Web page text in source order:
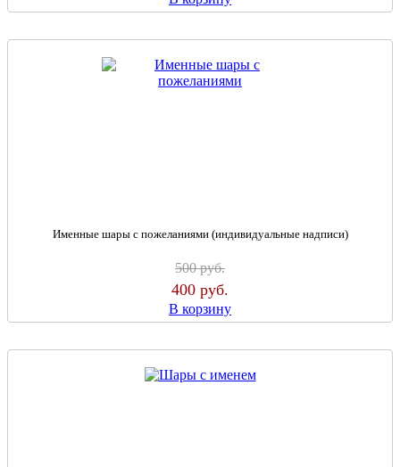
Именные шары с пожеланиями (индивидуальные надписи)
500руб.
400 руб.
В корзину